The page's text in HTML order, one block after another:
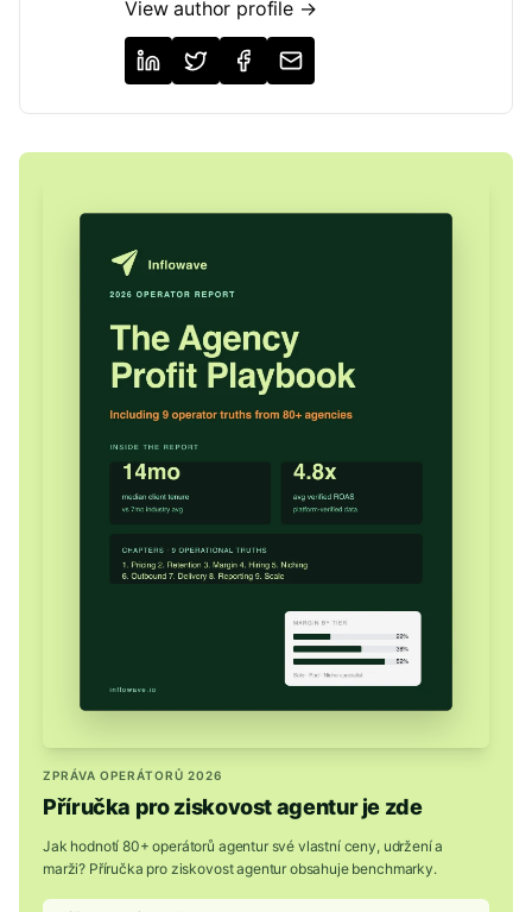
View author profile →
ZPRÁVA OPERÁTORŮ 2026
Příručka pro ziskovost agentur je zde
Jak hodnotí 80+ operátorů agentur své vlastní ceny, udržení a
marži? Příručka pro ziskovost agentur obsahuje benchmarky.